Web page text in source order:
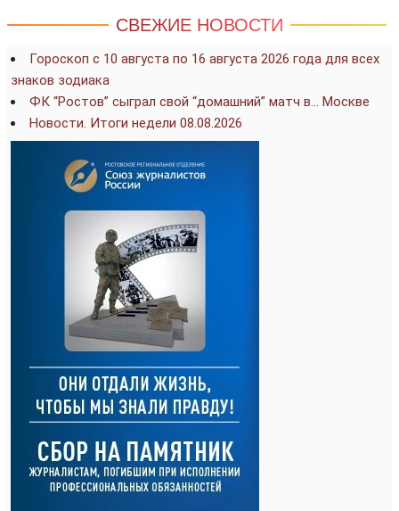
СВЕЖИЕ НОВОСТИ
Гороскоп с 10 августа по 16 августа 2026 года для всех
знаков зодиака
ФК “Ростов” сыграл свой “домашний” матч в… Москве
Новости. Итоги недели 08.08.2026